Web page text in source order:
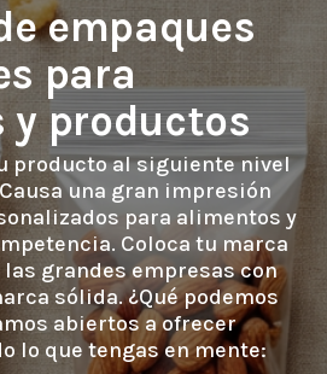
empaques
para
productos
una gran impresión
para alimentos y
Coloca tu marca
grandes empresas con
sólida. ¿Qué podemos
abiertos a ofrecer
lo que tengas en mente: